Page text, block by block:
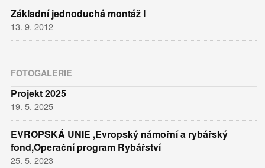
Základní jednoduchá montáž I
13. 9. 2012
FOTOGALERIE
Projekt 2025
19. 5. 2025
EVROPSKÁ UNIE ,Evropský námořní a rybářský
fond,Operační program Rybářství
25. 5. 2023